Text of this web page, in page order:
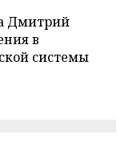
Дмитрий
в
системы